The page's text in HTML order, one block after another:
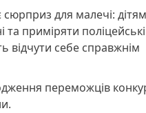
сюрприз для малечі:
приміряти поліцейські
відчути себе справжнім
переможців